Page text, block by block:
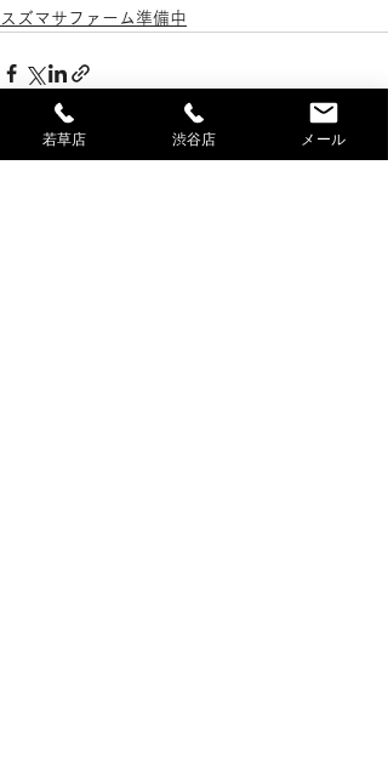
スズマサファーム準備中
最新記事 すべて表示
若草店 渋谷店 メール